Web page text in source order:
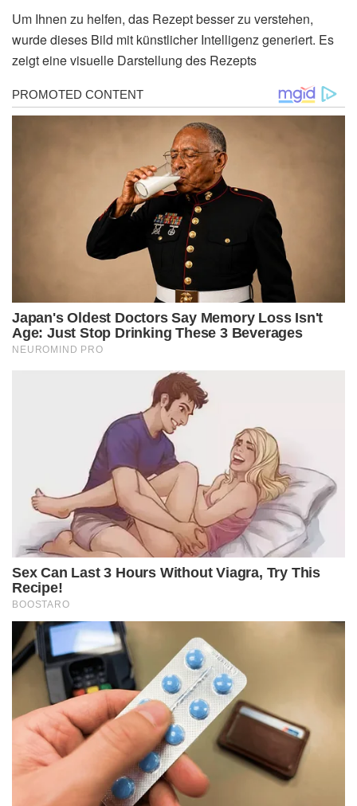
Um Ihnen zu helfen, das Rezept besser zu verstehen,
wurde dieses Bild mit künstlicher Intelligenz generiert. Es
zeigt eine visuelle Darstellung des Rezepts